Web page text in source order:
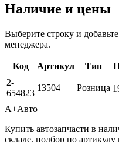
Наличие и цены
Выберите строку и
менеджера.
Код Артикул Тип
2-
654823
13504 Розница
А+Авто+
Купить автозапчасти в
складе, подбор по